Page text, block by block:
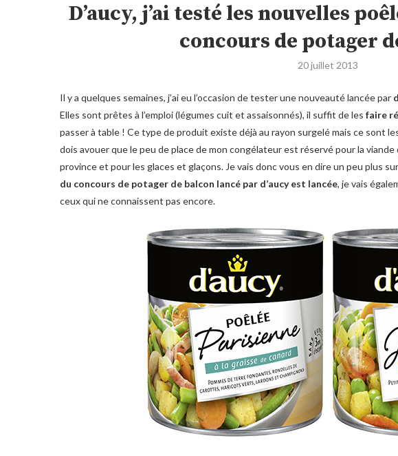
D’aucy, j’ai testé les nouvelles
concours de potager
20 juillet 2013
Il y a quelques semaines, j’ai eu l’occasion de tester une nouveauté lancée par
Elles sont prêtes à l’emploi (légumes cuit et assaisonnés), il suffit de les faire
passer à table ! Ce type de produit existe déjà au rayon surgelé mais ce sont
dois avouer que le peu de place de mon congélateur est réservé pour la
province et pour les glaces et glaçons. Je vais donc vous en dire un peu plus
du concours de potager de balcon lancé par d’aucy est lancée, je vais
ceux qui ne connaissent pas encore.